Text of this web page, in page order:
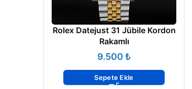
Rolex Datejust 31 Jübile Kordon
Rakamlı
₺
Sepete Ekle